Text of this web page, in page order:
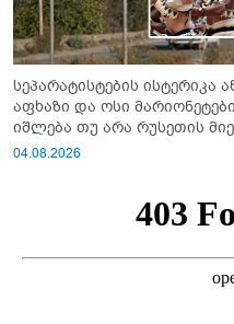
სეპარატისტების ისტერიკა
აფხაზი და ოსი
იშლება თუ არა რუსეთის
სისტემა?!
04.08.2026